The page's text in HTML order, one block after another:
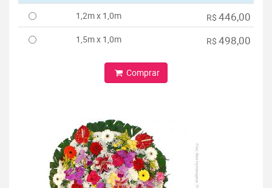
1,2m x 1,0m R$ 446,00
1,5m x 1,0m R$ 498,00
Comprar